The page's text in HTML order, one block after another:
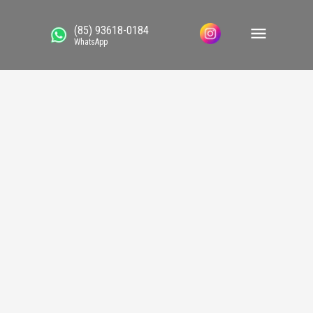
(85) 93618-0184
WhatsApp